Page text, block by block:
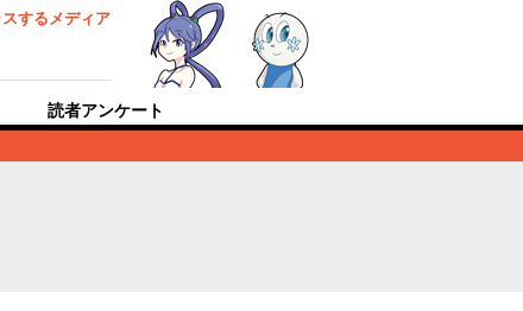
するメディア
読者アンケート